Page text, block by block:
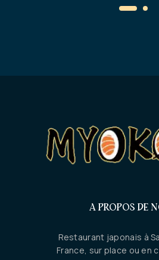
A PROPOS DE
Restaurant japonais à
France, sur place ou en